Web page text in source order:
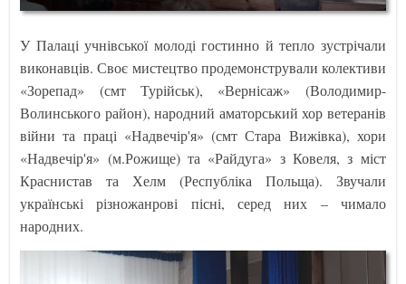
У Палаці учнівської молоді гостинно й тепло зустрічали
виконавців. Своє мистецтво продемонстрували колективи
«Зорепад» (смт Турійськ), «Вернісаж» (Володимир-
Волинського район), народний аматорський хор ветеранів
війни та праці «Надвечір'я» (смт Стара Вижівка), хори
«Надвечір'я» (м.Рожище) та «Райдуга» з Ковеля, з міст
Краснистав та Хелм (Республіка Польща). Звучали
українські різножанрові пісні, серед них – чимало
народних.